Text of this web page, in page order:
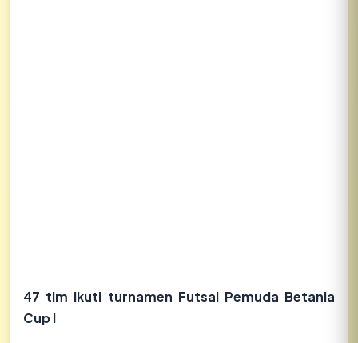
47 tim ikuti turnamen Futsal Pemuda Betania
Cup I